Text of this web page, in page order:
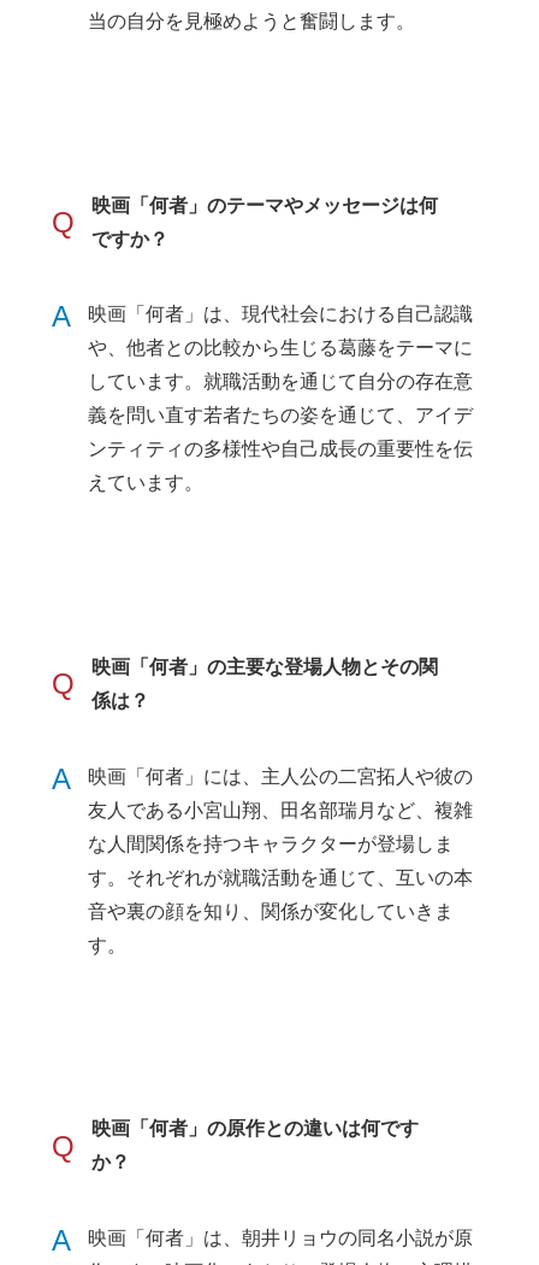
当の自分を見極めようと奮闘します。
Q
映画「何者」のテーマやメッセージは何
ですか？
A
映画「何者」は、現代社会における自己認識
や、他者との比較から生じる葛藤をテーマに
しています。就職活動を通じて自分の存在意
義を問い直す若者たちの姿を通じて、アイデ
ンティティの多様性や自己成長の重要性を伝
えています。
Q
映画「何者」の主要な登場人物とその関
係は？
A
映画「何者」には、主人公の二宮拓人や彼の
友人である小宮山翔、田名部瑞月など、複雑
な人間関係を持つキャラクターが登場しま
す。それぞれが就職活動を通じて、互いの本
音や裏の顔を知り、関係が変化していきま
す。
Q
映画「何者」の原作との違いは何です
か？
A
映画「何者」は、朝井リョウの同名小説が原